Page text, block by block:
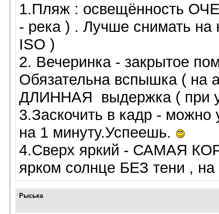
1.Пляж : освещённость
- река ) . Лучше снимать на
ISO )
2. Вечеринка - закрытое
Обязательна вспышка ( на
ДЛИННАЯ выдержка ( при
3.Заскочить в кадр -
на 1 минуту.Успеешь.
4.Сверх яркий - САМАЯ
ярком солнце БЕЗ тени , на
Рыська